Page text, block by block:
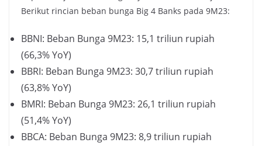
Berikut rincian beban bunga Big 4 Banks pada 9M23:
BBNI: Beban Bunga 9M23: 15,1 triliun rupiah
(66,3% YoY)
BBRI: Beban Bunga 9M23: 30,7 triliun rupiah
(63,8% YoY)
BMRI: Beban Bunga 9M23: 26,1 triliun rupiah
(51,4% YoY)
BBCA: Beban Bunga 9M23: 8,9 triliun rupiah